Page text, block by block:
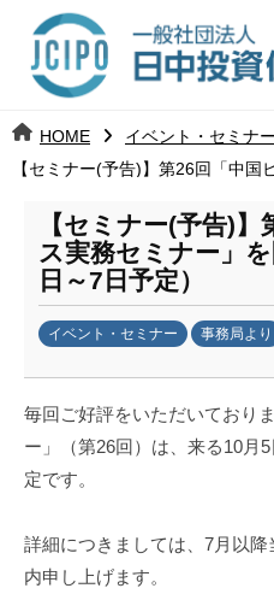
ツ 日
中
投
資
促
進
機
構
j
c
HOME
イベント・セミナー
【セミナー(予告)】第26回「中
【セミナー(予告)
ス実務セミナー」
日～7日予定）
イベント・セミナー 事務局より
k
a
n
u
m
毎回ご好評をいただいており
ー」（第26回）は、来る10月
定です。
詳細につきましては、7月以
内申し上げます。
日
中
資
進
機
構